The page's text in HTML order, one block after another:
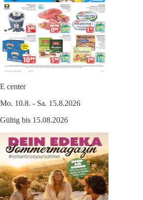
E center
Mo. 10.8. - Sa. 15.8.2026
Gültig bis 15.08.2026